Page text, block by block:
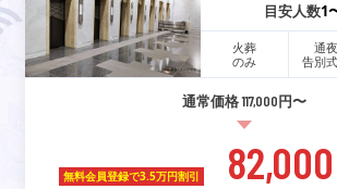
目安人数1
火葬
のみ
通
告別
通常価格 117,000円〜
無料会員登録で3.5万円割引 82,000